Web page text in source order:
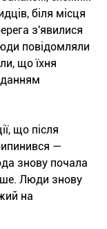
біля місця
з'явилися
повідомляли
що їхня
що після
—
знову почала
Люди знову
на